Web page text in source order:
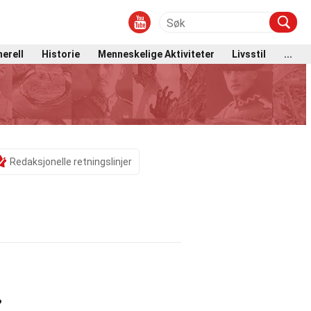
Historie Menneskelige Aktiviteter Livsstil ...
Redaksjonelle retningslinjer